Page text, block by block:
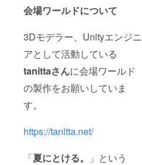
会場ワールドについて
3Dモデラー、Unityエンジニ
アとして活動している
tanittaさんに会場ワールド
の製作をお願いしていま
す。
https://tanitta.net/
「夏にとける。
」という